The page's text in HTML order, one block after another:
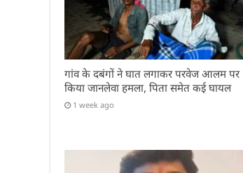
गांव के दबंगों ने घात लगाकर परवेज आलम पर
किया जानलेवा हमला, पिता समेत कई घायल
1 week ago